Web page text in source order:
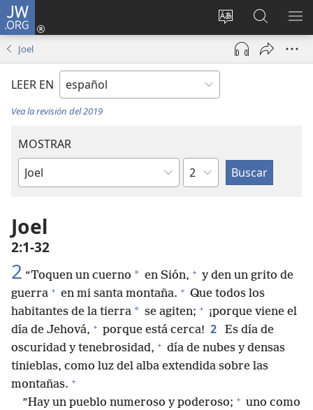
JW.ORG
Cambiar
idioma
del sitio
Iniciar
sesión
(abre
nueva
en
jw.org
Joel
LEER EN
Vea la revisión del 2019
MOSTRAR
Libro
Biblia
Capítulo
Joel
2:1-32
2 “Toquen un cuerno * en Sión, + y den un grito de
guerra + en mi santa montaña. + Que todos los
habitantes de la tierra * se agiten; + ¡porque viene el
día de Jehová, + porque está cerca! 2
Es día de
oscuridad y tenebrosidad, + día de nubes y densas
tinieblas, como luz del alba extendida sobre las
montañas. +
”Hay un pueblo numeroso y poderoso; + uno como